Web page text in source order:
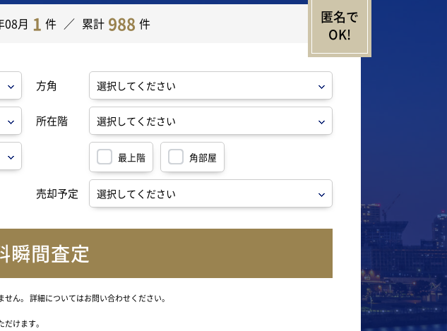
08月 1 件 累計 988 件
方角
所在階
最上階 角部屋
売却予定
瞬間査定
ん。 詳細についてはお問い合わせください。
けます。